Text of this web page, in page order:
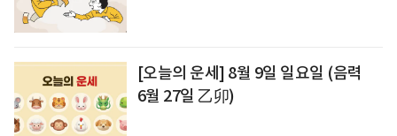
[오늘의 운세] 8월 9일 일요일 (음력
6월 27일 乙卯)